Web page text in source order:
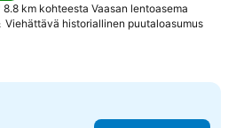
8.8 km kohteesta Vaasan lentoasema
Viehättävä historiallinen puutaloasumus